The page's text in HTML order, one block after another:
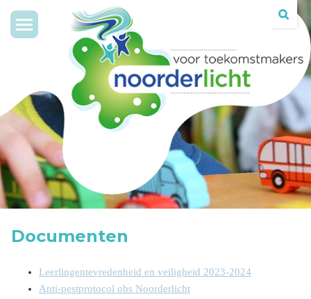
Toggle
navigation
Documenten
Leerlingentevredenheid en veiligheid 2023-2024
Anti-pestprotocol obs Noorderlicht